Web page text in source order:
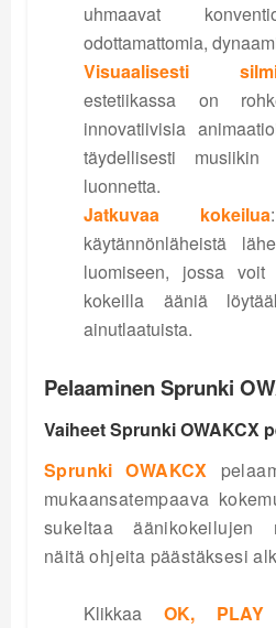
uhmaavat
odottamattomia,
Visuaalisesti
estetiikassa on
innovatiivisia
täydellisesti musiikin
luonnetta.
Jatkuvaa kokeilua
käytännönläheistä
luomiseen, jossa
kokeilla ääniä
ainutlaatuista.
Pelaaminen Sprunki
Vaiheet Sprunki OWAKCX
Sprunki OWAKCX
mukaansatempaava
sukeltaa äänikokeilujen
näitä ohjeita päästäksesi
Klikkaa OK, PLAY